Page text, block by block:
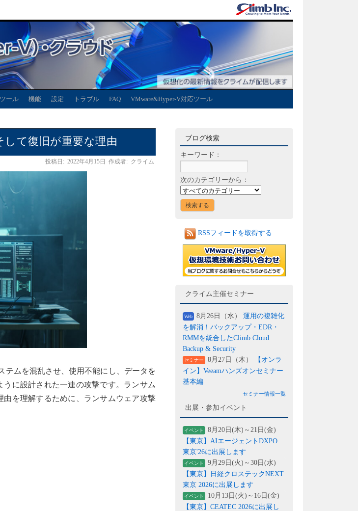
ール 機能 設定 トラブル FAQ VMware&Hyper-V対応ツール
て復旧が重要な理由
投稿日: 2022年4月15日 作成者: クライム
テムを混乱させ、使用不能にし、データを
に設計された一連の攻撃です。ランサム
を理解するために、ランサムウェア攻撃
ブログ検索
キーワード：
次のカテゴリーから：
RSSフィードを取得する
クライム主催セミナー
Web 8月26日（水） 運用の複雑化
を解消！バックアップ・EDR・
RMMを統合したClimb Cloud
Backup & Security
セミナー 8月27日（木）
【オンラ
イン】Veeamハンズオンセミナー
基本編
セミナー情報一覧
出展・参加イベント
イベント
8月20日(木)～21日(金)
【東京】AIエージェントDXPO
東京'26に出展します
イベント
9月29日(火)～30日(水)
【東京】日経クロステックNEXT
東京 2026に出展します
イベント
10月13日(火)～16日(金)
【東京】CEATEC 2026に出展し